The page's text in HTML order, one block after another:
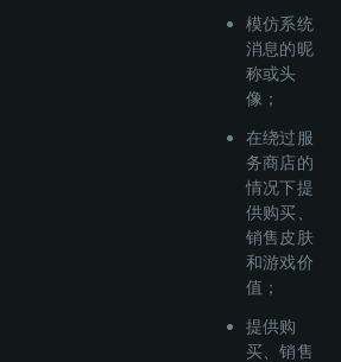
模仿系统
消息的昵
称或头
像；
在绕过服
务商店的
情况下提
供购买、
销售皮肤
和游戏价
值；
提供购
买、销售